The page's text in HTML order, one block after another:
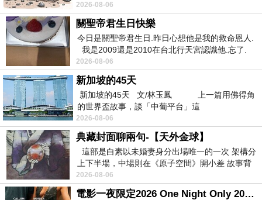
於是我也參考了其他網友【DIADORA】男人字拖-
拖鞋 夾腳拖 海邊(黑黃)的推薦開箱文及心得分享!
找了很多【DIADORA】男人字拖-拖鞋 夾腳拖 海邊
(黑黃)評論跟比價的結果，還有哪裡買最便宜划算，
發現它真的很不錯!!
而且在網路上購買，品質有保障又有七天鑑
賞期，不滿意可以退貨也不用擔心買
貴!
2026-08-06
關聖帝君生日快樂
今日是關聖帝君生日.昨日心想他是我的救命恩人.
我是2009還是2010在台北行天宮認識他.忘了.
一個奇摩交友的網友學
2026-08-06
新加坡的45天
新加坡的45天 文/林玉鳳 上一篇用佛得角
的世界盃故事，談「中葡平台」這
2026-08-06
典藏封面聊兩句-【天外金球】
這部是白素以未婚妻身分出場唯一的一次 架構分
上下半場，中場則在《原子空間》開小差 故事背
景影射西藏境外流亡 地下組織
2026-08-06
電影一夜限定2026 One Night Only 2026 movie